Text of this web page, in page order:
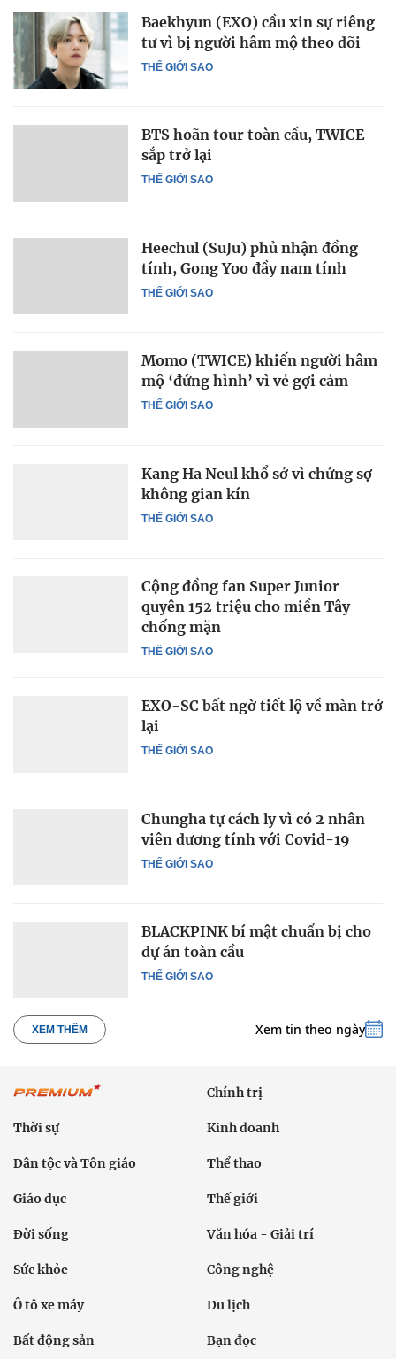
THẾ GIỚI SAO
Baekhyun (EXO) cầu xin sự riêng
tư vì bị người hâm mộ theo dõi
THẾ GIỚI SAO
BTS hoãn tour toàn cầu, TWICE
sắp trở lại
THẾ GIỚI SAO
Heechul (SuJu) phủ nhận đồng
tính, Gong Yoo đầy nam tính
THẾ GIỚI SAO
Momo (TWICE) khiến người hâm
mộ ‘đứng hình’ vì vẻ gợi cảm
THẾ GIỚI SAO
Kang Ha Neul khổ sở vì chứng sợ
không gian kín
THẾ GIỚI SAO
Cộng đồng fan Super Junior
quyên 152 triệu cho miền Tây
chống mặn
THẾ GIỚI SAO
EXO-SC bất ngờ tiết lộ về màn trở
lại
THẾ GIỚI SAO
Chungha tự cách ly vì có 2 nhân
viên dương tính với Covid-19
THẾ GIỚI SAO
BLACKPINK bí mật chuẩn bị cho
dự án toàn cầu
XEM THÊM Xem tin theo ngày
Chính trị
Thời sự Kinh doanh
Dân tộc và Tôn giáo Thể thao
Giáo dục Thế giới
Đời sống Văn hóa - Giải trí
Sức khỏe Công nghệ
Ô tô xe máy Du lịch
Bất động sản Bạn đọc